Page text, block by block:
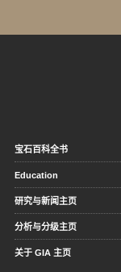
宝石百科全书
Education
研究与新闻主页
分析与分级主页
关于 GIA 主页